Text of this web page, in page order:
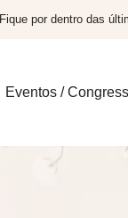
Fique por dentro das
Eventos /